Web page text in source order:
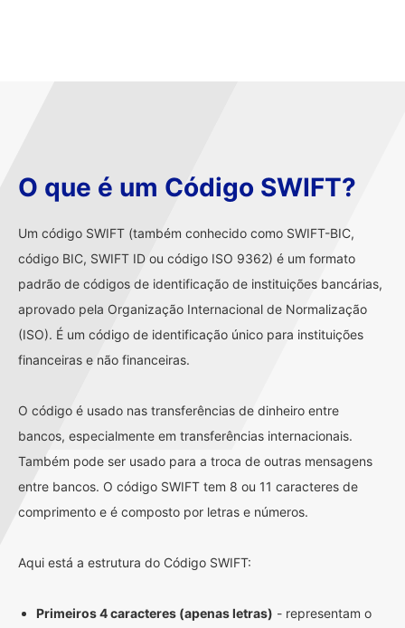
O que é um Código SWIFT?
Um código SWIFT (também conhecido como SWIFT-BIC,
código BIC, SWIFT ID ou código ISO 9362) é um formato
padrão de códigos de identificação de instituições bancárias,
aprovado pela Organização Internacional de Normalização
(ISO). É um código de identificação único para instituições
financeiras e não financeiras.
O código é usado nas transferências de dinheiro entre
bancos, especialmente em transferências internacionais.
Também pode ser usado para a troca de outras mensagens
entre bancos. O código SWIFT tem 8 ou 11 caracteres de
comprimento e é composto por letras e números.
Aqui está a estrutura do Código SWIFT:
Primeiros 4 caracteres (apenas letras) - representam o